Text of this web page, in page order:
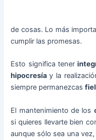
de cosas. Lo más
cumplir las promesas.
Esto significa tener
hipocresíay la
siempre permanezcas
El mantenimiento de los
si quieres llevarte bien
aunque sólo sea una